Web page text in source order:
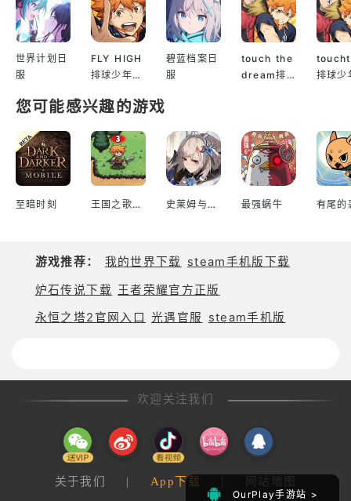
OurPlay手游站 >
世界计划日
服
FLY HIGH
排球少年日
碧蓝档案日
服
touch the
dream排
排球少
您可能感兴趣的游戏
至暗时刻 王国之歌英雄与征服 史莱姆与地下城 最强蜗牛
OurPlay手游站 >
游戏推荐： 我的世界下载 steam手机版下载
炉石传说下载 王者荣耀官方正版
永恒之塔2官网入口
光遇官服 steam手机版
欢迎关注我们
关于我们 | App下载 网站地图